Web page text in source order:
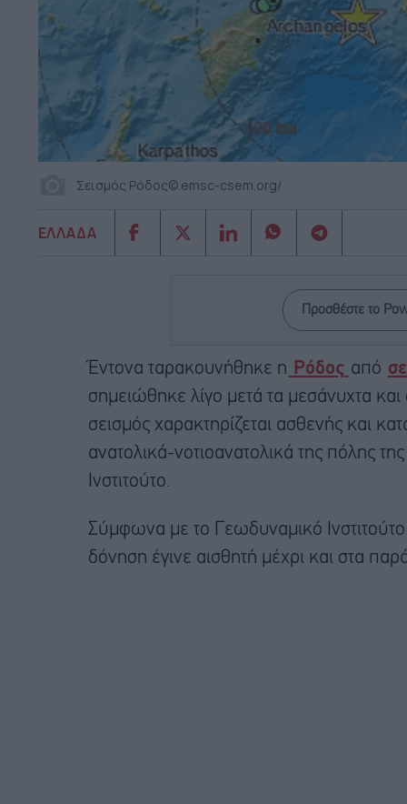
Σεισμός Ρόδος©.emsc-csem.org/
ΕΛΛΑΔΑ
Προσθέστε το
Έντονα ταρακουνήθηκε η Ρόδος από
σημειώθηκε λίγο μετά τα μεσάνυχτα
σεισμός χαρακτηρίζεται ασθενής και
ανατολικά-νοτιοανατολικά της πόλης
Ινστιτούτο.
Σύμφωνα με το Γεωδυναμικό
δόνηση έγινε αισθητή μέχρι και στα